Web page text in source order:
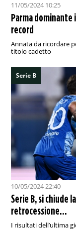
11/05/2024 10:25
Parma dominante
record
Annata da ricordare
titolo cadetto
Serie B
10/05/2024 22:40
Serie B, si chiude
retrocessione…
I risultati dell’ultima